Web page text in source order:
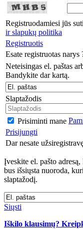
Registruodamiesi jūs
ir slapukų politika
Registruotis
Esate registruotas narys
Neteisingas el. paštas
Bandykite dar kartą.
Slaptažodis
Prisiminti mane
Prisijungti
Dar nesate
Įveskite el. pašto
bus išsiųsta nuoroda,
slaptažodį.
Siųsti
Iškilo klausimų?